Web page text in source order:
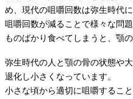
め、現代の咀嚼回数は弥生時代
咀嚼回数が減ることで様々な問
ものばかり食べてしまうと、顎
弥生時代の人と顎の骨の状態や
退化し小さくなっています。
小さな頃から適切に咀嚼するこ